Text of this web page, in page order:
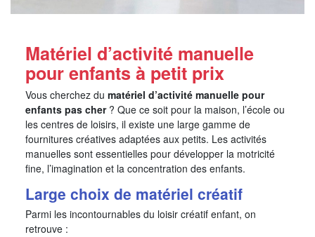
Matériel d’activité manuelle
pour enfants à petit prix
Vous cherchez du matériel d’activité manuelle pour
enfants pas cher? Que ce soit pour la maison, l’école ou
les centres de loisirs, il existe une large gamme de
fournitures créatives adaptées aux petits. Les activités
manuelles sont essentielles pour développer la motricité
fine, l’imagination et la concentration des enfants.
Large choix de matériel créatif
Parmi les incontournables du loisir créatif enfant, on
retrouve :